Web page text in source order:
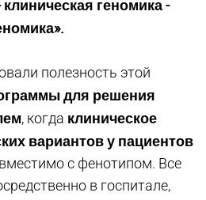
геномика -
полезность этой
для решения
, когда клиническое
вариантов у пациентов
с фенотипом. Все
в госпитале,